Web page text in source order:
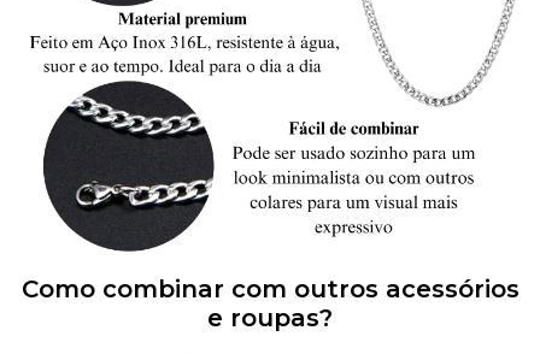
Como combinar com outros acessórios
e roupas?